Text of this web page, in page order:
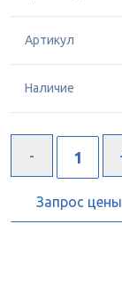
Артикул
Наличие
Запрос цены